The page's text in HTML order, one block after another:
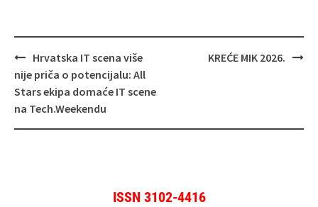
Navigacija
objava
Hrvatska IT scena više
nije priča o potencijalu: All
Stars ekipa domaće IT scene
na Tech.Weekendu
KREĆE MIK 2026.
ISSN 3102-4416